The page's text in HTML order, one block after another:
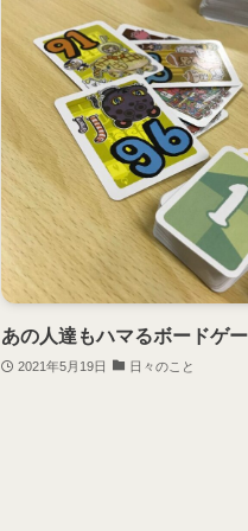
あの人達もハマるボードゲ
2021年5月19日 日々のこと